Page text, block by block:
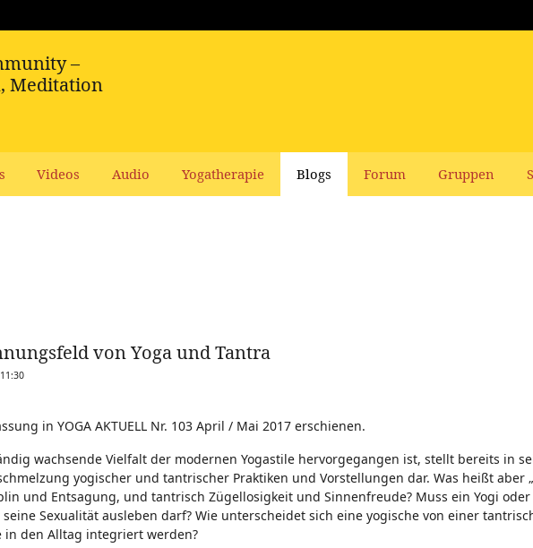
Videos Audio Yogatherapie Blogs Forum Gruppen
von Yoga und Tantra
in YOGA AKTUELL Nr. 103 April / Mai 2017 erschienen.
wachsende Vielfalt der modernen Yogastile hervorgegangen ist, stellt bereits in
yogischer und tantrischer Praktiken und Vorstellungen dar. Was heißt aber
und Entsagung, und tantrisch Zügellosigkeit und Sinnenfreude? Muss ein Yogi oder
Sexualität ausleben darf? Wie unterscheidet sich eine yogische von einer
in den Alltag integriert werden?